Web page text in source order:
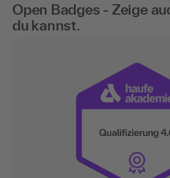
Open Badges - Zeige
du kannst.